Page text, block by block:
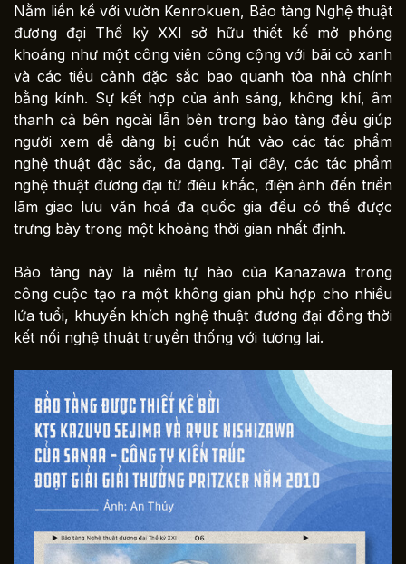
Nằm liền kề với vườn Kenrokuen, Bảo tàng Nghệ thuật
đương đại Thế kỷ XXI sở hữu thiết kế mở phóng
khoáng như một công viên công cộng với bãi cỏ xanh
và các tiểu cảnh đặc sắc bao quanh tòa nhà chính
bằng kính. Sự kết hợp của ánh sáng, không khí, âm
thanh cả bên ngoài lẫn bên trong bảo tàng đều giúp
người xem dễ dàng bị cuốn hút vào các tác phẩm
nghệ thuật đặc sắc, đa dạng. Tại đây, các tác phẩm
nghệ thuật đương đại từ điêu khắc, điện ảnh đến triển
lãm giao lưu văn hoá đa quốc gia đều có thể được
trưng bày trong một khoảng thời gian nhất định.
Bảo tàng này là niềm tự hào của Kanazawa trong
công cuộc tạo ra một không gian phù hợp cho nhiều
lứa tuổi, khuyến khích nghệ thuật đương đại đồng thời
kết nối nghệ thuật truyền thống với tương lai.